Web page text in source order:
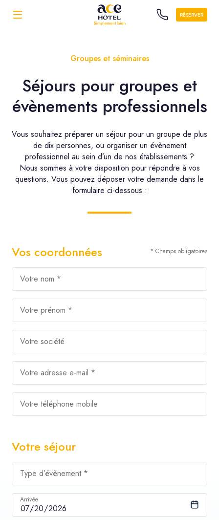
RÉSERVER
Groupes et séminaires
Séjours pour groupes et
évènements professionnels
Vous souhaitez préparer un séjour pour un groupe de plus
de dix personnes, ou organiser un évènement
professionnel au sein d’un de nos établissements ?
Nous sommes à votre disposition pour répondre à vos
questions. Vous pouvez déposer votre demande dans le
formulaire ci-dessous :
Vos coordonnées * Champs obligatoires
Votre nom *
Votre prénom *
Votre société
Votre adresse e-mail *
Votre téléphone mobile
Votre séjour
Type d’évènement *
Arrivée